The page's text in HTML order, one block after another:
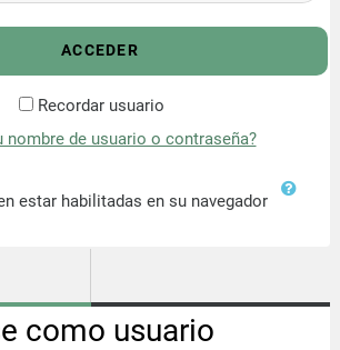
ACCEDER
Recordar usuario
nombre de usuario o contraseña?
estar habilitadas en su navegador
como usuario